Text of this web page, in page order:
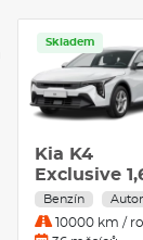
Ve výrobě: 0
IN KEY
12,3"
Android
Elektricky
Přední
Bezklíčový
Skladem
Kia K4
Exclusive
GDI GPF
Benzín
10000 km /